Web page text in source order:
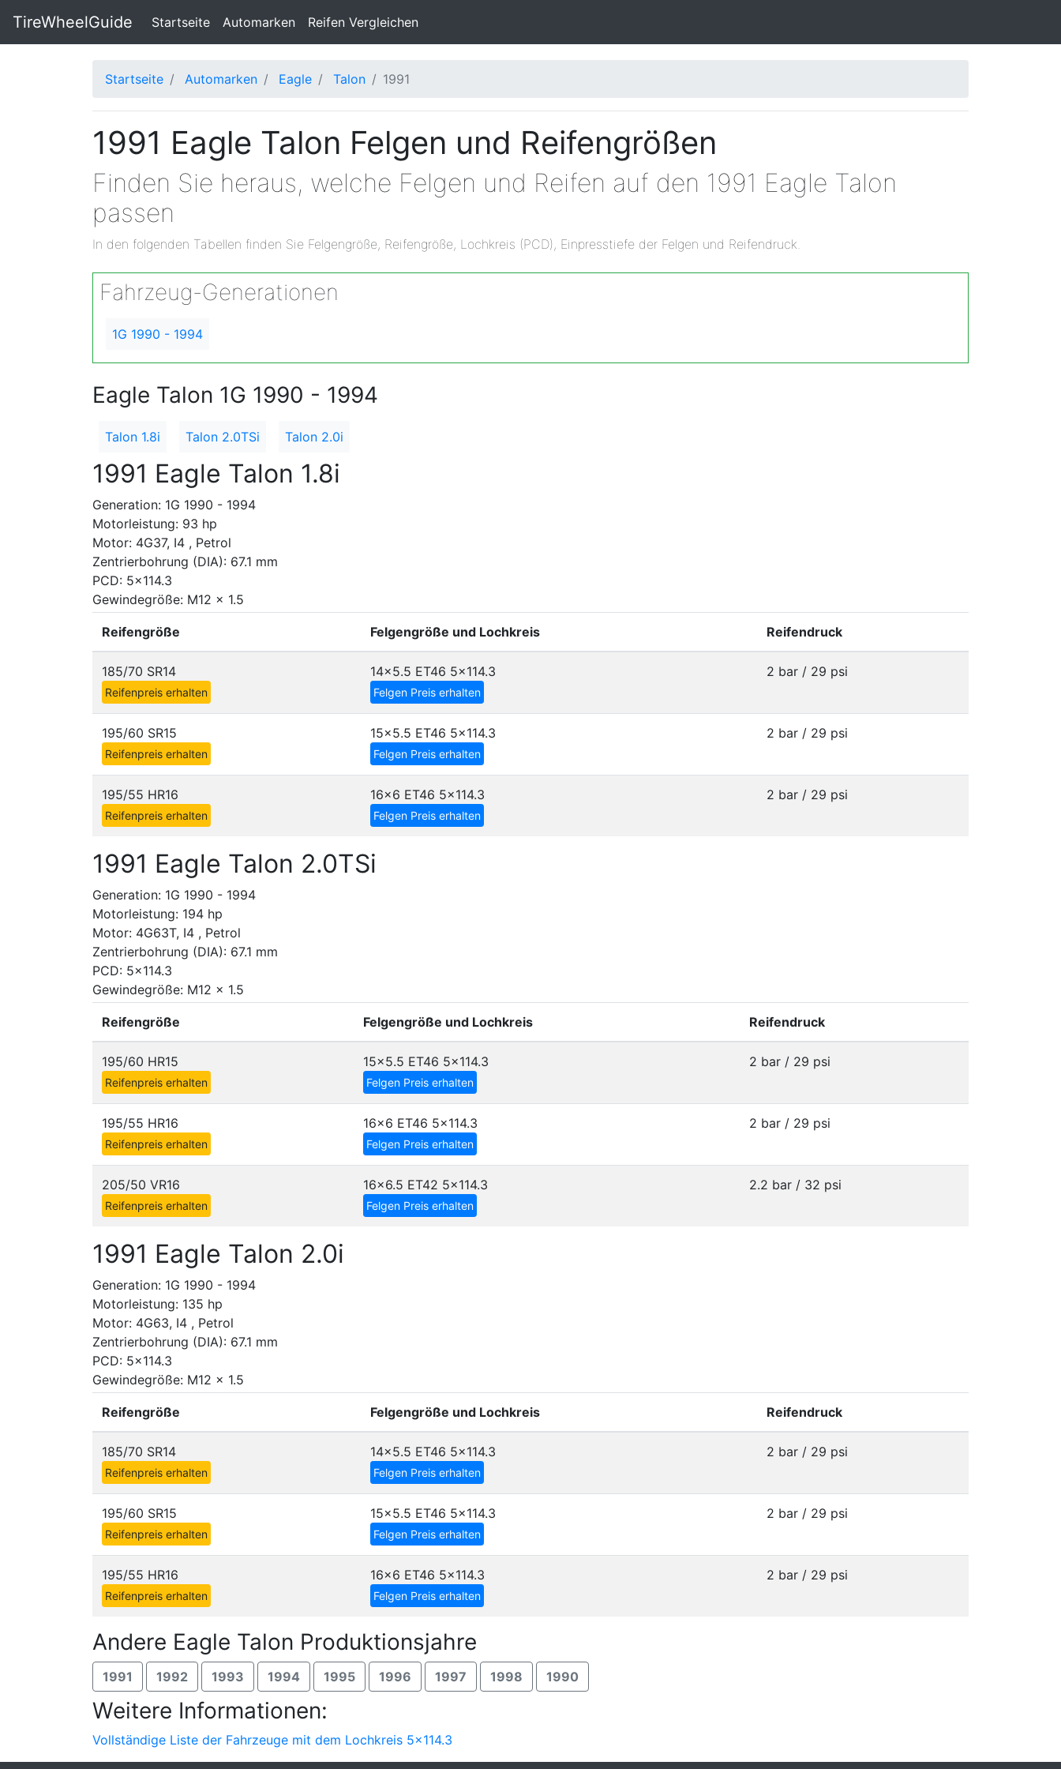
TireWheelGuide Startseite(current)
Automarken Reifen Vergleichen
Startseite Automarken Eagle Talon 1991
1991 Eagle Talon Felgen und Reifengrößen
Finden Sie heraus, welche Felgen und Reifen auf den 1991 Eagle Talon
passen
In den folgenden Tabellen finden Sie Felgengröße, Reifengröße, Lochkreis (PCD), Einpresstiefe der Felgen und Reifendruck.
Fahrzeug-Generationen
1G 1990 - 1994
Eagle Talon 1G 1990 - 1994
Talon 1.8i Talon 2.0TSi Talon 2.0i
1991 Eagle Talon 1.8i
Generation: 1G 1990 - 1994
Motorleistung: 93 hp
Motor: 4G37, I4 , Petrol
Zentrierbohrung (DIA): 67.1 mm
PCD: 5x114.3
Gewindegröße: M12 x 1.5
Reifengröße Felgengröße und Lochkreis Reifendruck
185/70 SR14
Reifenpreis erhalten
14x5.5 ET46 5x114.3
Felgen Preis erhalten
2 bar / 29 psi
195/60 SR15
Reifenpreis erhalten
15x5.5 ET46 5x114.3
Felgen Preis erhalten
2 bar / 29 psi
195/55 HR16
Reifenpreis erhalten
16x6 ET46 5x114.3
Felgen Preis erhalten
2 bar / 29 psi
1991 Eagle Talon 2.0TSi
Generation: 1G 1990 - 1994
Motorleistung: 194 hp
Motor: 4G63T, I4 , Petrol
Zentrierbohrung (DIA): 67.1 mm
PCD: 5x114.3
Gewindegröße: M12 x 1.5
Reifengröße Felgengröße und Lochkreis Reifendruck
195/60 HR15
Reifenpreis erhalten
15x5.5 ET46 5x114.3
Felgen Preis erhalten
2 bar / 29 psi
195/55 HR16
Reifenpreis erhalten
16x6 ET46 5x114.3
Felgen Preis erhalten
2 bar / 29 psi
205/50 VR16
Reifenpreis erhalten
16x6.5 ET42 5x114.3
Felgen Preis erhalten
2.2 bar / 32 psi
1991 Eagle Talon 2.0i
Generation: 1G 1990 - 1994
Motorleistung: 135 hp
Motor: 4G63, I4 , Petrol
Zentrierbohrung (DIA): 67.1 mm
PCD: 5x114.3
Gewindegröße: M12 x 1.5
Reifengröße Felgengröße und Lochkreis Reifendruck
185/70 SR14
Reifenpreis erhalten
14x5.5 ET46 5x114.3
Felgen Preis erhalten
2 bar / 29 psi
195/60 SR15
Reifenpreis erhalten
15x5.5 ET46 5x114.3
Felgen Preis erhalten
2 bar / 29 psi
195/55 HR16
Reifenpreis erhalten
16x6 ET46 5x114.3
Felgen Preis erhalten
2 bar / 29 psi
Andere Eagle Talon Produktionsjahre
1991 1992 1993 1994 1995 1996 1997 1998 1990
Weitere Informationen:
Vollständige Liste der Fahrzeuge mit dem Lochkreis 5x114.3